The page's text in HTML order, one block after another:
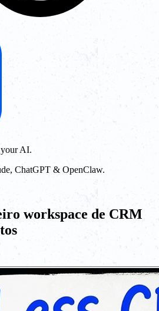
AI.
ChatGPT & OpenClaw.
workspace de CRM